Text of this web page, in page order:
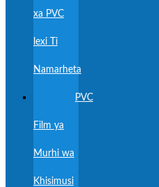
xa PVC
lexi Ti
Namarheta
PVC
Film ya
Murhi wa
Khisimusi